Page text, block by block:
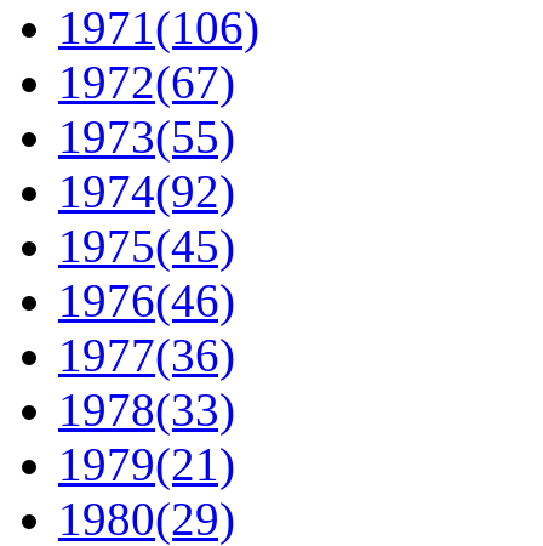
1971(106)
1972(67)
1973(55)
1974(92)
1975(45)
1976(46)
1977(36)
1978(33)
1979(21)
1980(29)